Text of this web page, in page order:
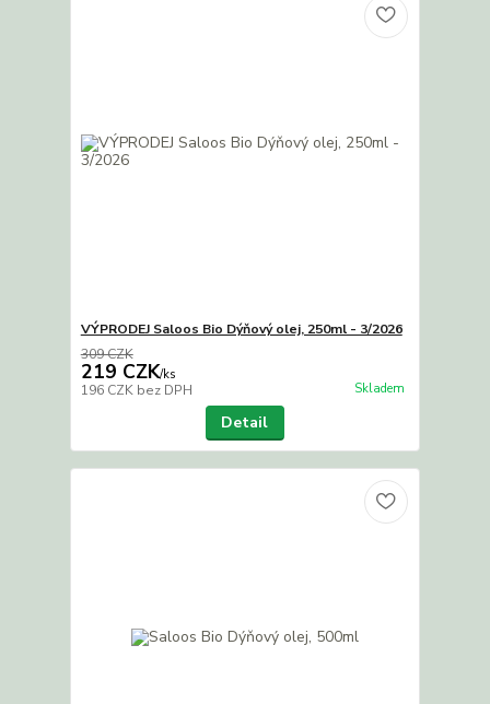
VÝPRODEJ Saloos Bio Dýňový olej, 250ml - 3/2026
309 CZK
219 CZK/ks
196 CZK bez DPH Skladem
Detail